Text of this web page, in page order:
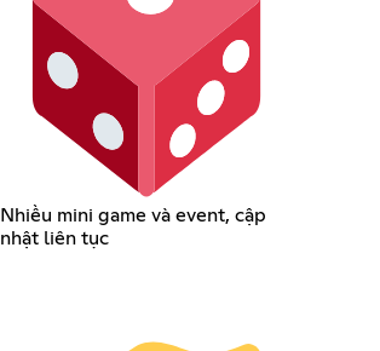
Nhiều mini game và event, cập
nhật liên tục